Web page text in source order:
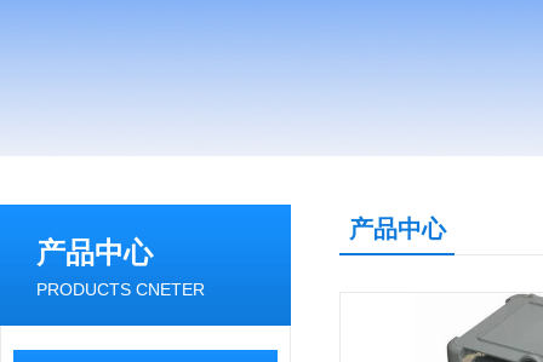
产品中心
PRODUCTS CNETER
产品中心